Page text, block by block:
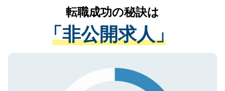
は、個人情報の取り扱いについての厳密な
管理基準を満たした事業者のみに付与され
る、プライバシーマークを取得済みです。
で、機密保持に関してもご安心ください。
かがいして、現在の医療機関の状況や紹介
経験をまじえながら、適切なアドバイスを
させていただきます。すぐにご転職をされ
ない方には、長期的なサポートが可能です
ので、まずはご登録ください。
転職成功の秘訣は
「非公開求人」